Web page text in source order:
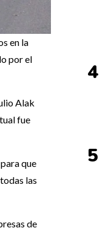
en la
por el
Alak
fue
que
las
de